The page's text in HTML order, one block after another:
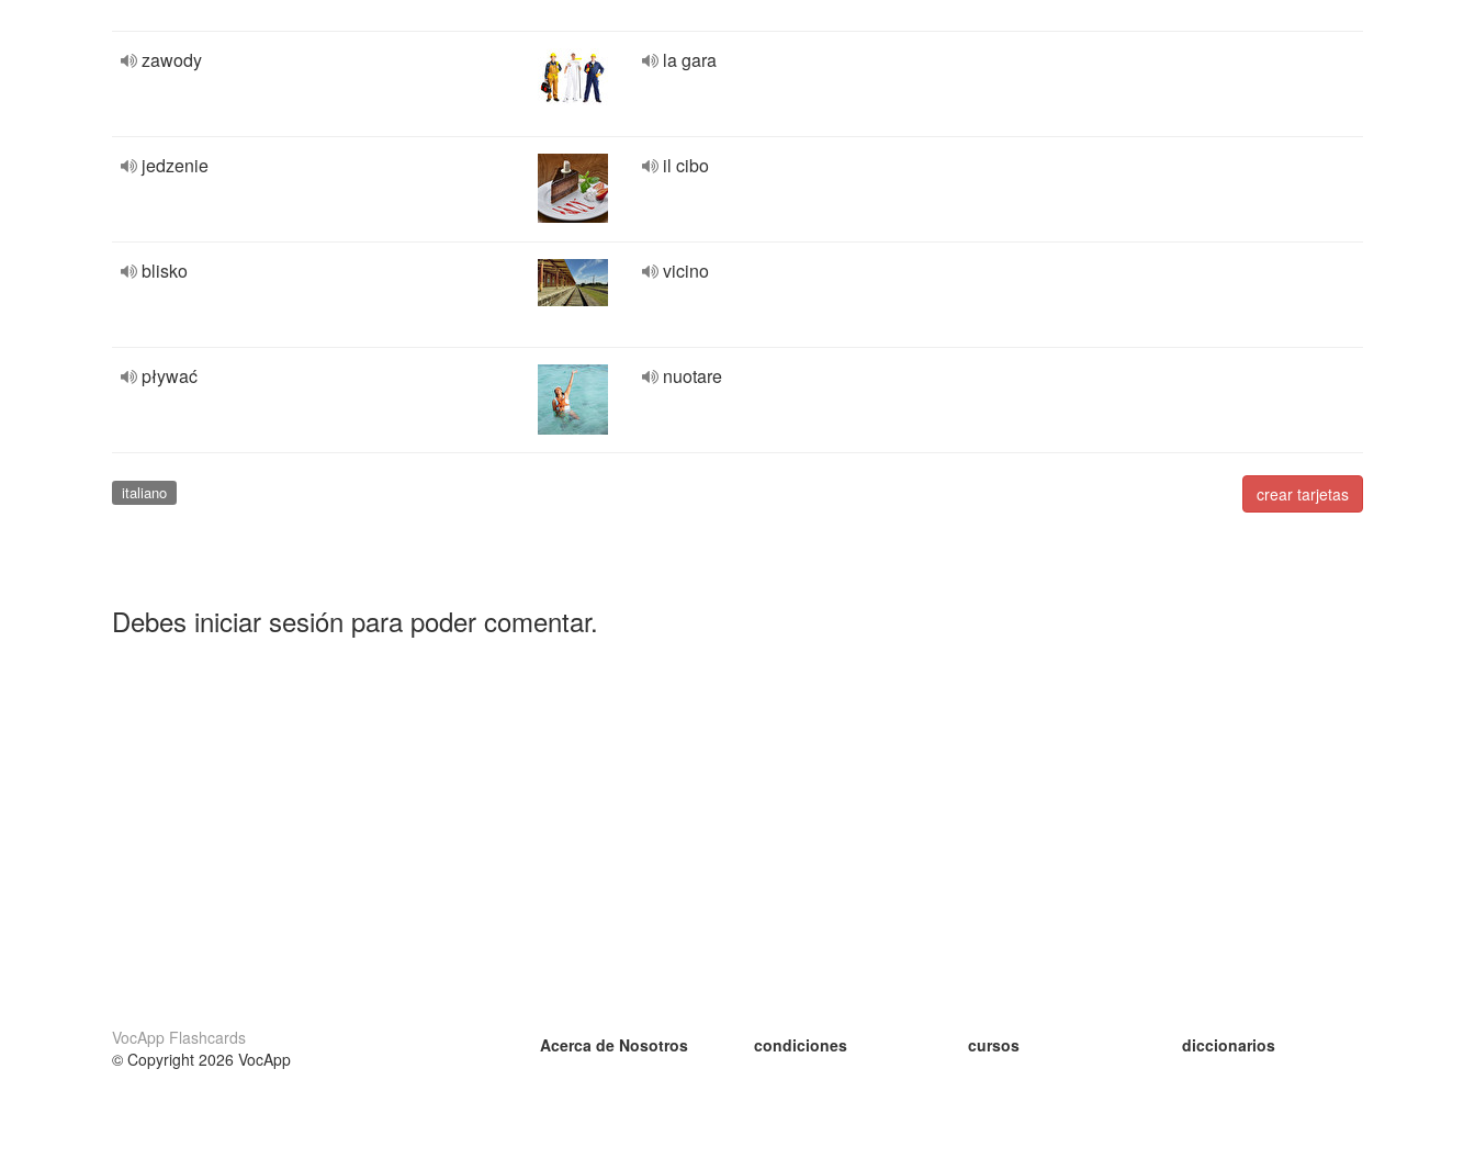
zawody la gara
jedzenie il cibo
blisko vicino
pływać nuotare
crear tarjetas
italiano
Debes iniciar sesión para poder comentar.
VocApp Flashcards
© Copyright 2026 VocApp
Acerca de Nosotros
condiciones
cursos
diccionarios